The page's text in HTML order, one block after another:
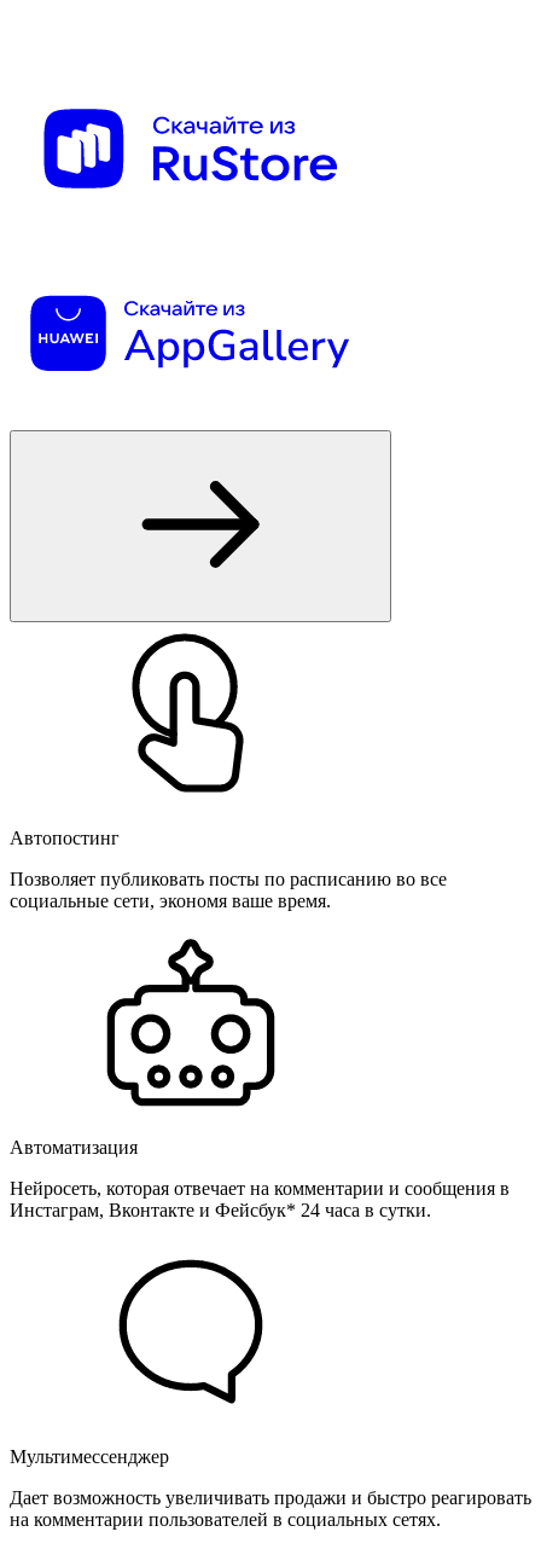
Автопостинг
Позволяет публиковать посты по расписанию во все
социальные сети, экономя ваше время.
Автоматизация
Нейросеть, которая отвечает на комментарии и сообщения в
Инстаграм, Вконтакте и Фейсбук* 24 часа в сутки.
Мультимессенджер
Дает возможность увеличивать продажи и быстро реагировать
на комментарии пользователей в социальных сетях.